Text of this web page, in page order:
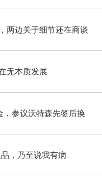
两边关于细节还在商谈
无本质发展
，参议沃特森先签后换
，乃至说我有病